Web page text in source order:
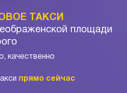
ТАКСИ
площади
качественно
прямо сейчас